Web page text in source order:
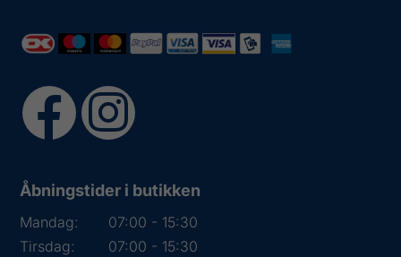
Åbningstider i butikken
Mandag:
07:00 - 15:30
Tirsdag:
07:00 - 15:30